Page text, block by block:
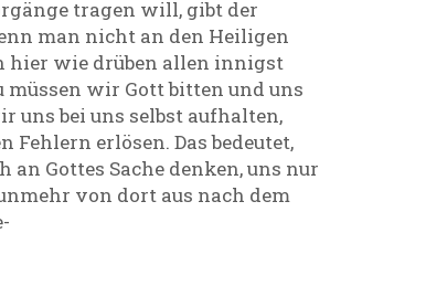
tragen will, gibt der
man nicht an den Heiligen
hier wie drüben allen innigst
wir Gott bitten und uns
uns bei uns selbst aufhalten,
erlösen. Das bedeutet,
Gottes Sache denken, uns nur
von dort aus nach dem